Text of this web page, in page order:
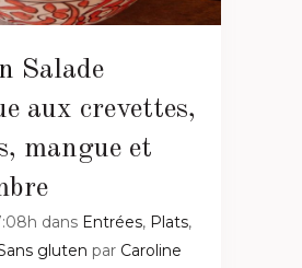
Salade
aux crevettes,
mangue et
dans Entrées, Plats,
gluten par Caroline